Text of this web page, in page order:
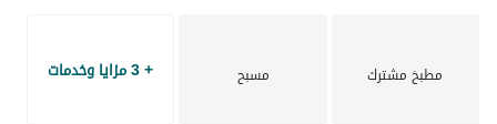
مطبخ مشترك مسبح + 3 مزايا وخدمات